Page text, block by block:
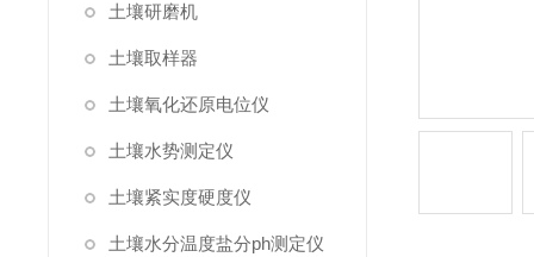
土壤研磨机
土壤取样器
土壤氧化还原电位仪
土壤水势测定仪
土壤紧实度硬度仪
土壤水分温度盐分ph测定仪